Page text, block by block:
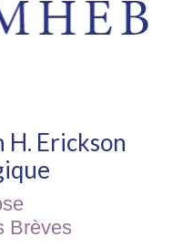
Erickson
Brèves